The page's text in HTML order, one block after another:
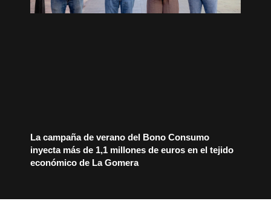
La campaña de verano del Bono Consumo
inyecta más de 1,1 millones de euros en el tejido
económico de La Gomera